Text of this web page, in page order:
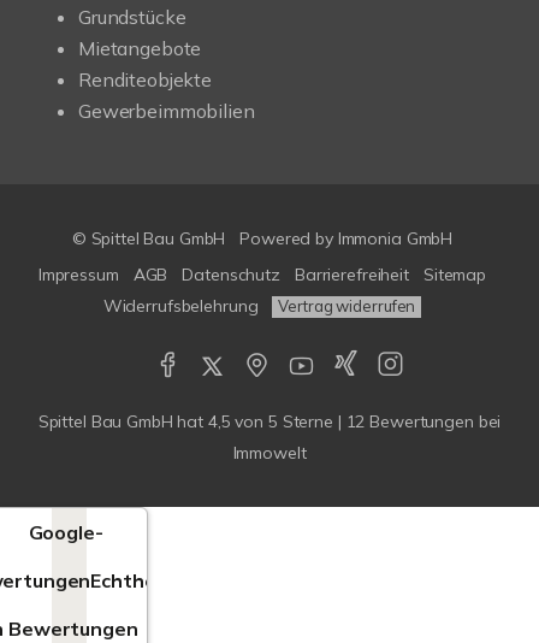
Grundstücke
Mietangebote
Renditeobjekte
Gewerbeimmobilien
© Spittel Bau GmbH Powered by Immonia GmbH
Impressum
AGB Datenschutz Barrierefreiheit
Sitemap
Widerrufsbelehrung
Vertrag widerrufen
Spittel Bau GmbH hat 4,5 von 5 Sterne | 12 Bewertungen bei
Immowelt
Google-
Echtheit
Bewertungen